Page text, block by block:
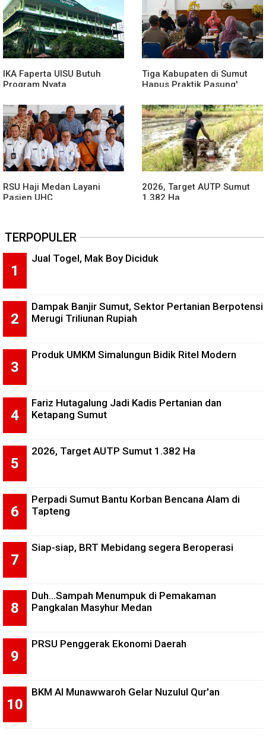
IKA Faperta UISU Butuh
Program Nyata
Tiga Kabupaten di Sumut
Hapus Praktik Pasung'
RSU Haji Medan Layani
Pasien UHC
2026, Target AUTP Sumut
1.382 Ha
TERPOPULER
Jual Togel, Mak Boy Diciduk
Dampak Banjir Sumut, Sektor Pertanian Berpotensi
Merugi Triliunan Rupiah
Produk UMKM Simalungun Bidik Ritel Modern
Fariz Hutagalung Jadi Kadis Pertanian dan
Ketapang Sumut
2026, Target AUTP Sumut 1.382 Ha
Perpadi Sumut Bantu Korban Bencana Alam di
Tapteng
Siap-siap, BRT Mebidang segera Beroperasi
Duh...Sampah Menumpuk di Pemakaman
Pangkalan Masyhur Medan
PRSU Penggerak Ekonomi Daerah
BKM Al Munawwaroh Gelar Nuzulul Qur'an